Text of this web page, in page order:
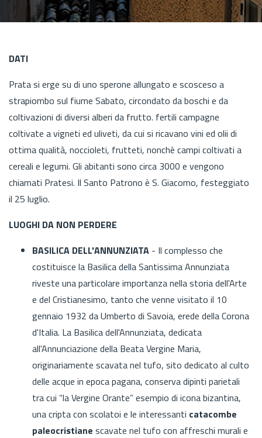
DATI
Prata si erge su di uno sperone allungato e scosceso a
strapiombo sul fiume Sabato, circondato da boschi e da
coltivazioni di diversi alberi da frutto. fertili campagne
coltivate a vigneti ed uliveti, da cui si ricavano vini ed olii di
ottima qualità, noccioleti, frutteti, nonchè campi coltivati a
cereali e legumi. Gli abitanti sono circa 3000 e vengono
chiamati Pratesi. Il Santo Patrono è S. Giacomo, festeggiato
il 25 luglio.
LUOGHI DA NON PERDERE
BASILICA DELL'ANNUNZIATA - Il complesso che
costituisce la Basilica della Santissima Annunziata
riveste una particolare importanza nella storia dell'Arte
e del Cristianesimo, tanto che venne visitato il 10
gennaio 1932 da Umberto di Savoia, erede della Corona
d'Italia. La Basilica dell'Annunziata, dedicata
all'Annunciazione della Beata Vergine Maria,
originariamente scavata nel tufo, sito dedicato al culto
delle acque in epoca pagana, conserva dipinti parietali
tra cui “la Vergine Orante” esempio di icona bizantina,
una cripta con scolatoi e le interessanti catacombe
paleocristiane scavate nel tufo con affreschi murali e